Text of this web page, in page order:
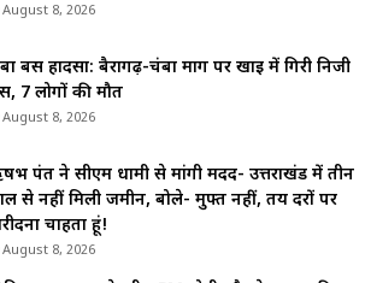
August 8, 2026
बस हादसा: बैरागढ़-चंबा मार्ग पर खाई में गिरी निजी
7 लोगों की मौत
August 8, 2026
पंत ने सीएम धामी से मांगी मदद- उत्तराखंड में तीन
से नहीं मिली जमीन, बोले- मुफ्त नहीं, तय दरों पर
चाहता हूं!
August 8, 2026